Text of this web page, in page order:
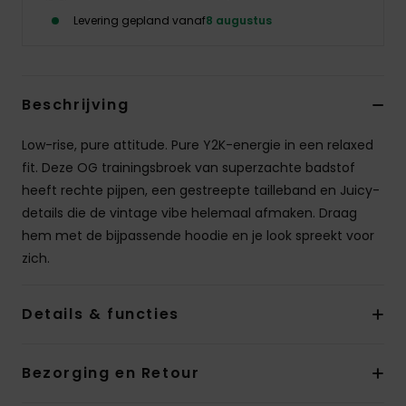
Schoenen
Fitness
Levering gepland vanaf8 augustus
Beschrijving
Low-rise, pure attitude. Pure Y2K-energie in een relaxed
fit. Deze OG trainingsbroek van superzachte badstof
heeft rechte pijpen, een gestreepte tailleband en Juicy-
details die de vintage vibe helemaal afmaken. Draag
hem met de bijpassende hoodie en je look spreekt voor
zich.
Details & functies
Bezorging en Retour